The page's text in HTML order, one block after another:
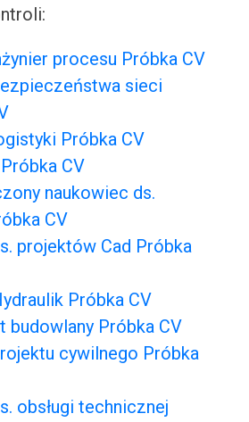
procesu Próbka CV
sieci
Próbka CV
CV
naukowiec ds.
CV
projektów Cad Próbka
Próbka CV
budowlany Próbka CV
cywilnego Próbka
obsługi technicznej